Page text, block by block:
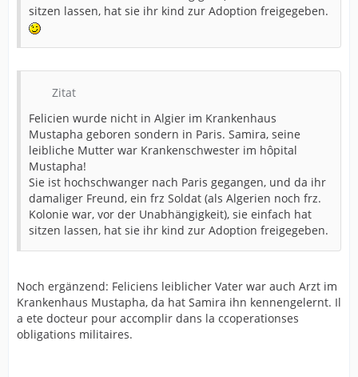
sitzen lassen, hat sie ihr kind zur Adoption freigegeben.
Zitat
Felicien wurde nicht in Algier im Krankenhaus
Mustapha geboren sondern in Paris. Samira, seine
leibliche Mutter war Krankenschwester im hôpital
Mustapha!
Sie ist hochschwanger nach Paris gegangen, und da ihr
damaliger Freund, ein frz Soldat (als Algerien noch frz.
Kolonie war, vor der Unabhängigkeit), sie einfach hat
sitzen lassen, hat sie ihr kind zur Adoption freigegeben.
Noch ergänzend: Feliciens leiblicher Vater war auch Arzt im
Krankenhaus Mustapha, da hat Samira ihn kennengelernt. Il
a ete docteur pour accomplir dans la ccoperationses
obligations militaires.